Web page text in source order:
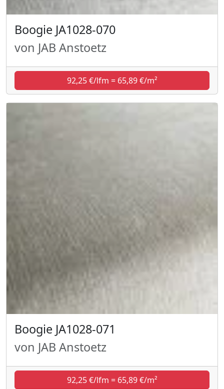
Boogie JA1028-070
von JAB Anstoetz
92,25 €/lfm = 65,89 €/m²
Boogie JA1028-071
von JAB Anstoetz
92,25 €/lfm = 65,89 €/m²